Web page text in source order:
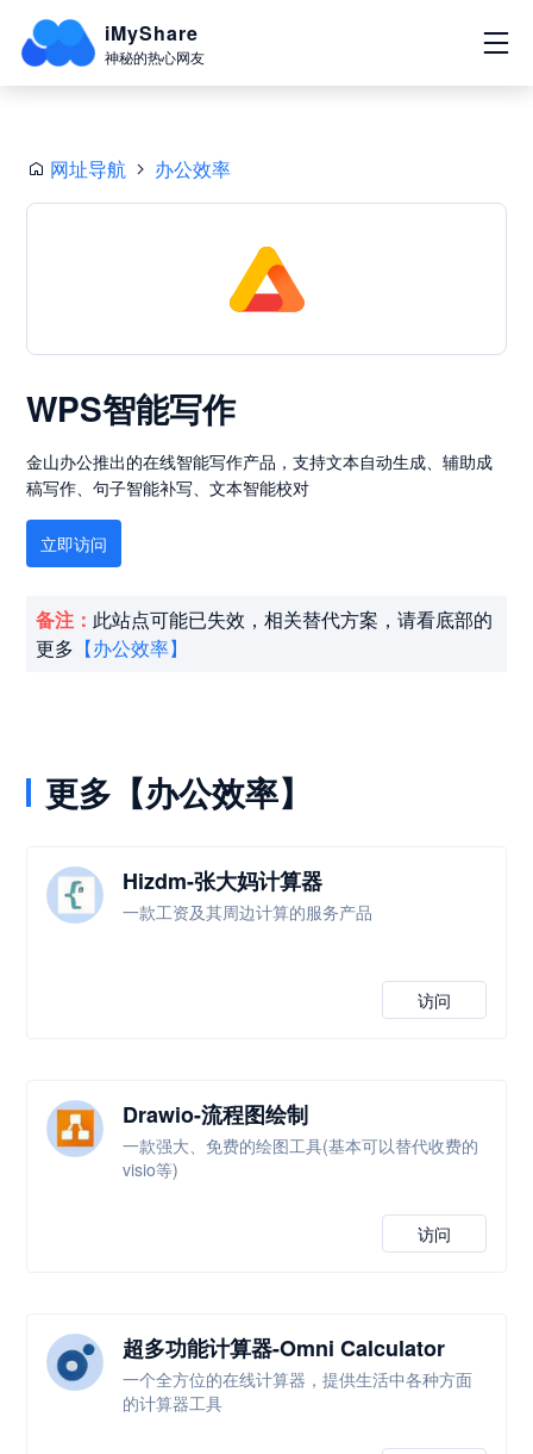
iMyShare
神秘的热心网友
网址导航 办公效率
WPS智能写作
金山办公推出的在线智能写作产品，支持文本自动生成、辅助成
稿写作、句子智能补写、文本智能校对
立即访问
备注： 此站点可能已失效，相关替代方案，请看底部的
更多 【办公效率】
更多【办公效率】
Hizdm-张大妈计算器
一款工资及其周边计算的服务产品
访问
Drawio-流程图绘制
一款强大、免费的绘图工具(基本可以替代收费的
visio等)
访问
超多功能计算器-Omni Calculator
一个全方位的在线计算器，提供生活中各种方面
的计算器工具